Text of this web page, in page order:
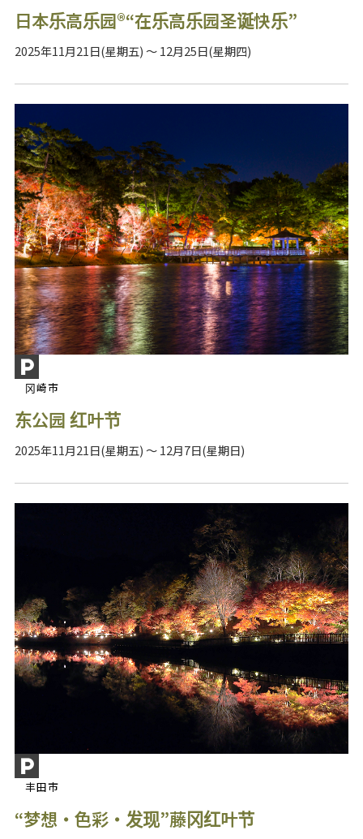
日本乐高乐园®“在乐高乐园圣诞快乐”
2025年11月21日(星期五) ～ 12月25日(星期四)
冈崎市
东公园 红叶节
2025年11月21日(星期五) ～ 12月7日(星期日)
丰田市
“梦想・色彩・发现”藤冈红叶节